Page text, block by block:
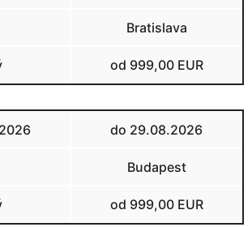
Bratislava
od 999,00 EUR
do 29.08.2026
Budapest
od 999,00 EUR